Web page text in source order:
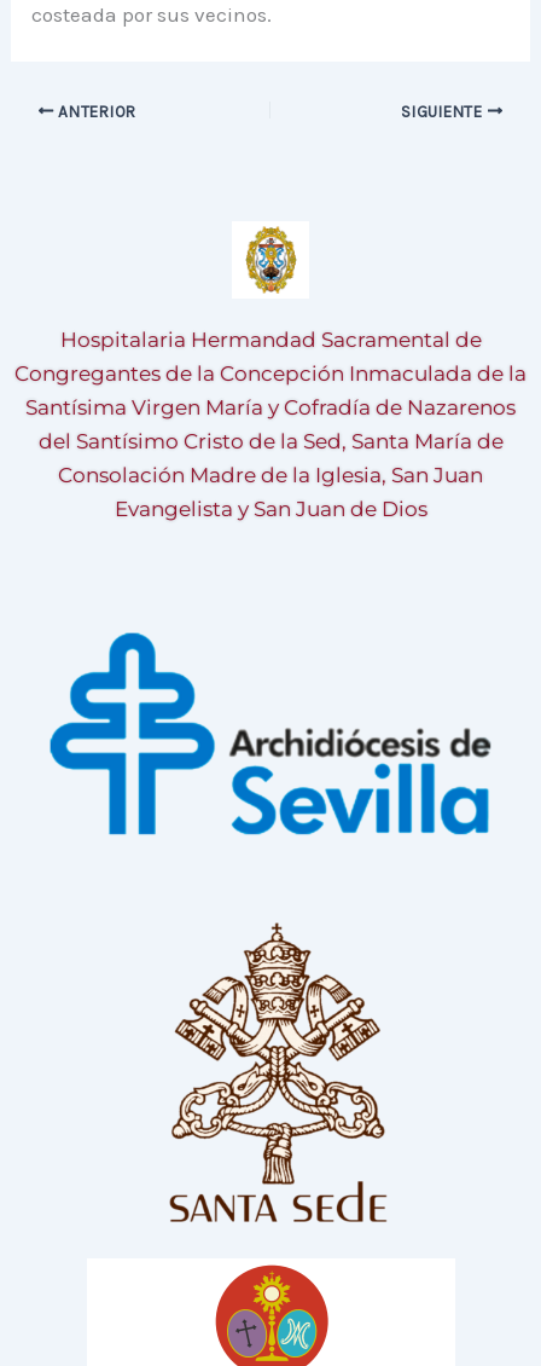
costeada por sus vecinos.
ANTERIOR SIGUIENTE
Hospitalaria Hermandad Sacramental de
Congregantes de la Concepción Inmaculada de la
Santísima Virgen María y Cofradía de Nazarenos
del Santísimo Cristo de la Sed, Santa María de
Consolación Madre de la Iglesia, San Juan
Evangelista y San Juan de Dios